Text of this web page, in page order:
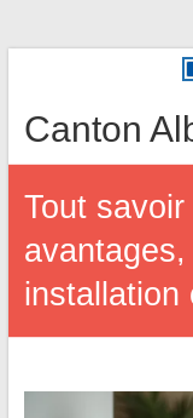
Canton
Tout
installation